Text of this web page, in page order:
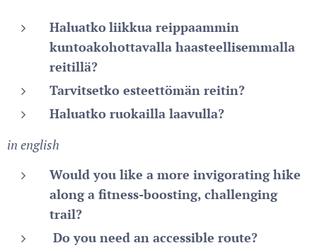
Haluatko liikkua reippaammin
kuntoakohottavalla haasteellisemmalla
reitillä?
Tarvitsetko esteettömän reitin?
Haluatko ruokailla laavulla?
in english
Would you like a more invigorating hike
along a fitness-boosting, challenging
trail?
Do you need an accessible route?